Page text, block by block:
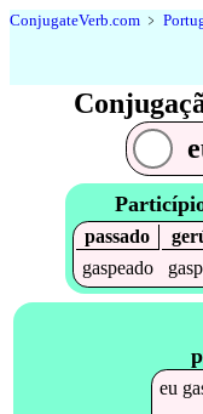
ConjugateVerb.com ﹥
passado
gaspeado
eu